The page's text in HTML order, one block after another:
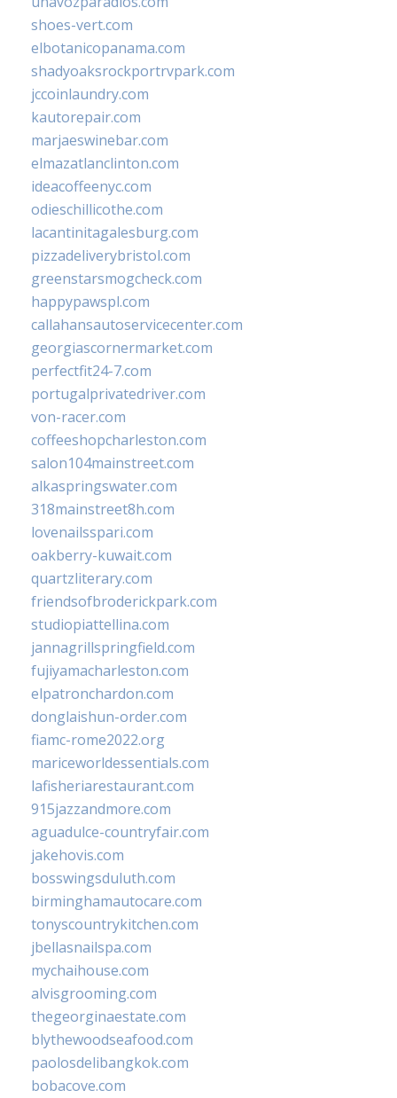
shoes-vert.com
elbotanicopanama.com
shadyoaksrockportrvpark.com
jccoinlaundry.com
kautorepair.com
marjaeswinebar.com
elmazatlanclinton.com
ideacoffeenyc.com
odieschillicothe.com
lacantinitagalesburg.com
pizzadeliverybristol.com
greenstarsmogcheck.com
happypawspl.com
callahansautoservicecenter.com
georgiascornermarket.com
perfectfit24-7.com
portugalprivatedriver.com
von-racer.com
coffeeshopcharleston.com
salon104mainstreet.com
alkaspringswater.com
318mainstreet8h.com
lovenailsspari.com
oakberry-kuwait.com
quartzliterary.com
friendsofbroderickpark.com
studiopiattellina.com
jannagrillspringfield.com
fujiyamacharleston.com
elpatronchardon.com
donglaishun-order.com
fiamc-rome2022.org
mariceworldessentials.com
lafisheriarestaurant.com
915jazzandmore.com
aguadulce-countryfair.com
jakehovis.com
bosswingsduluth.com
birminghamautocare.com
tonyscountrykitchen.com
jbellasnailspa.com
mychaihouse.com
alvisgrooming.com
thegeorginaestate.com
blythewoodseafood.com
paolosdelibangkok.com
bobacove.com